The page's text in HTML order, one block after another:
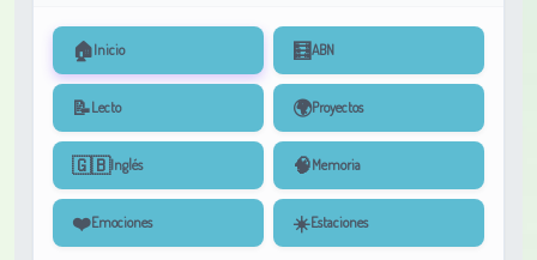
🏠Inicio 🧮ABN
📝Lecto 🌍Proyectos
🇬🇧Inglés 🧠Memoria
❤️Emociones ☀️Estaciones